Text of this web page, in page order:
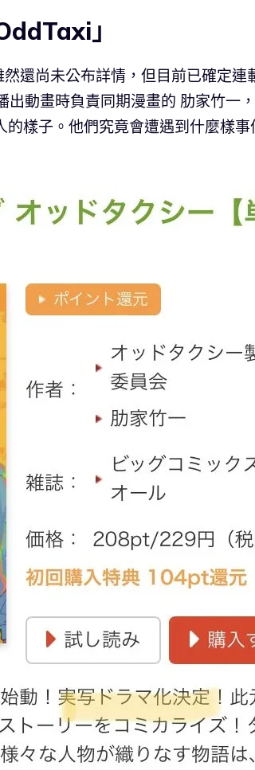
」
還尚未公布詳情，但目前已確定連
動畫時負責同期漫畫的 肋家竹一
樣子。他們究竟會遭遇到什麼樣